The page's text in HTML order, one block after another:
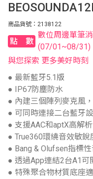
商品貨號：2138122
點數
數位周邊單筆
(07/01~08/31)
與您探索 更多美好時刻
● 最新藍牙5.1版
● IP67防塵防水
● 內建三個陣列麥克風
● 可同時連接二台藍牙
● 支援AAC和aptX高解
● True360環繞音效敏銳
● Bang & Olufsen指標
● 透過App連結2台A1可
● 特殊聚合物材質底座